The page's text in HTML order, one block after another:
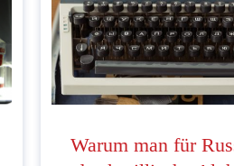
Warum man für